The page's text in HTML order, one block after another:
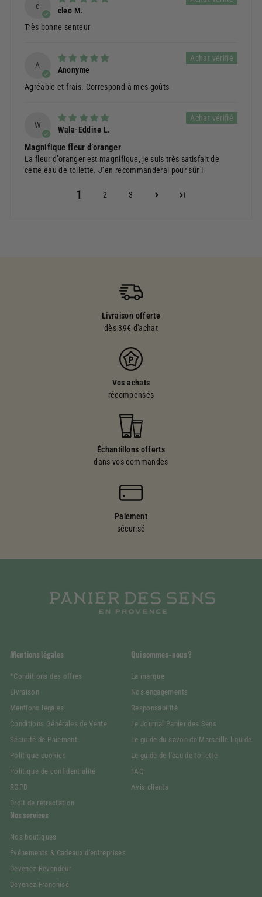
c
cleo M.
Très bonne senteur
A
Anonyme
Agréable et frais. Correspond à mes goûts
W
Wala-Eddine L.
Magnifique fleur d’oranger
La fleur d’oranger est magnifique, je suis très satisfait de
cette eau de toilette. J’en recommanderai pour sûr !
1 2 3
Livraison offerte
dès 39€ d'achat
Vos achats
récompensés
Échantillons offerts
dans vos commandes
Paiement
sécurisé
Mentions légales
*Conditions des offres
Livraison
Mentions légales
Conditions Générales de Vente
Sécurité de Paiement
Politique cookies
Politique de confidentialité
RGPD
Droit de rétractation
Qui sommes-nous ?
La marque
Nos engagements
Responsabilité
Le Journal Panier des Sens
Le guide du savon de Marseille liquide
Le guide de l'eau de toilette
FAQ
Avis clients
Nos services
Nos boutiques
Événements & Cadeaux d'entreprises
Devenez Revendeur
Devenez Franchisé